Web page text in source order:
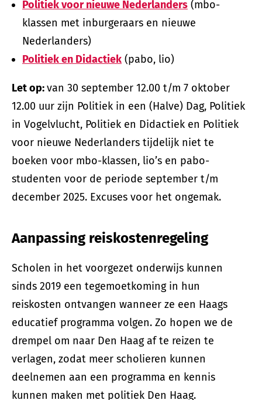
Politiek voor nieuwe Nederlanders (mbo-
klassen met inburgeraars en nieuwe
Nederlanders)
Politiek en Didactiek (pabo, lio)
Let op:van 30 september 12.00 t/m 7 oktober
12.00 uur zijn Politiek in een (Halve) Dag, Politiek
in Vogelvlucht, Politiek en Didactiek en Politiek
voor nieuwe Nederlanders tijdelijk niet te
boeken voor mbo-klassen, lio’s en pabo-
studenten voor de periode september t/m
december 2025. Excuses voor het ongemak.
Aanpassing reiskostenregeling
Scholen in het voorgezet onderwijs kunnen
sinds 2019 een tegemoetkoming in hun
reiskosten ontvangen wanneer ze een Haags
educatief programma volgen. Zo hopen we de
drempel om naar Den Haag af te reizen te
verlagen, zodat meer scholieren kunnen
deelnemen aan een programma en kennis
kunnen maken met politiek Den Haag.